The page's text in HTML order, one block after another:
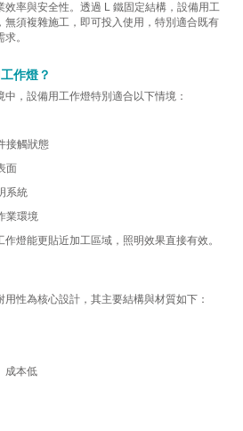
效率與安全性。透過 L 鐵固定結構，設備用工
無須複雜施工，即可投入使用，特別適合既有
。
作燈？
，設備用工作燈特別適合以下情境：
接觸狀態
面
系統
業環境
燈能更貼近加工區域，照明效果直接有效。
性為核心設計，其主要結構與材質如下：
成本低